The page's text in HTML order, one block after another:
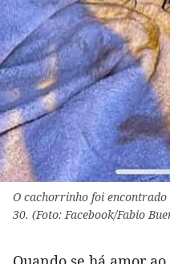
O cachorrinho foi
30. (Foto: Facebook/Fabio